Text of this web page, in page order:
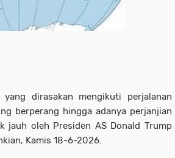
yang dirasakan mengikuti perjalanan
berperang hingga adanya perjanjian
jauh oleh Presiden AS Donald Trump
Kamis 18-6-2026.